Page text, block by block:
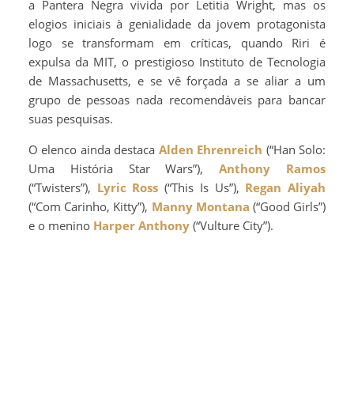
a Pantera Negra vivida por Letitia Wright, mas os
elogios iniciais à genialidade da jovem protagonista
logo se transformam em críticas, quando Riri é
expulsa da MIT, o prestigioso Instituto de Tecnologia
de Massachusetts, e se vê forçada a se aliar a um
grupo de pessoas nada recomendáveis para bancar
suas pesquisas.
O elenco ainda destaca Alden Ehrenreich (“Han Solo:
Uma História Star Wars”),Anthony Ramos
(“Twisters”), Lyric Ross (“This Is Us”), Regan Aliyah
(“Com Carinho, Kitty”), Manny Montana (“Good Girls”)
e o menino Harper Anthony (“Vulture City”).